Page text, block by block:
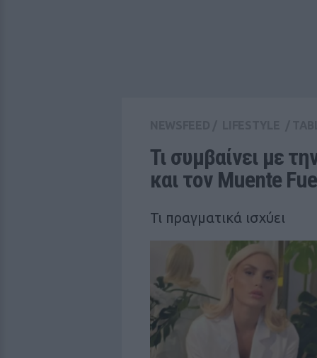
Τι συμβαίνει με
και τον Muente
Τι πραγματικά ισχύει